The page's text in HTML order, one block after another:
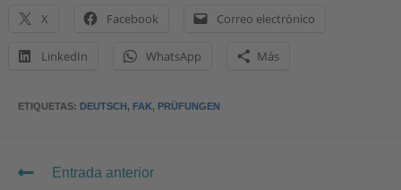
X Facebook Correo electrónico
LinkedIn WhatsApp Más
ETIQUETAS: DEUTSCH , FAK, PRÜFUNGEN
Entrada anterior